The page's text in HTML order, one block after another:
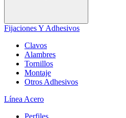
Fijaciones Y Adhesivos
Clavos
Alambres
Tornillos
Montaje
Otros Adhesivos
Línea Acero
Perfiles